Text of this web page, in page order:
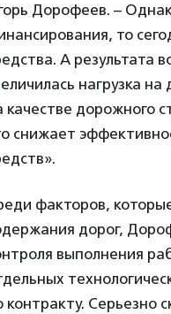
Дорофеев. –
то
А результата
нагрузка
качестве дорожного
снижает
факторов,
дорог,
выполнения
контракту. Серьезно